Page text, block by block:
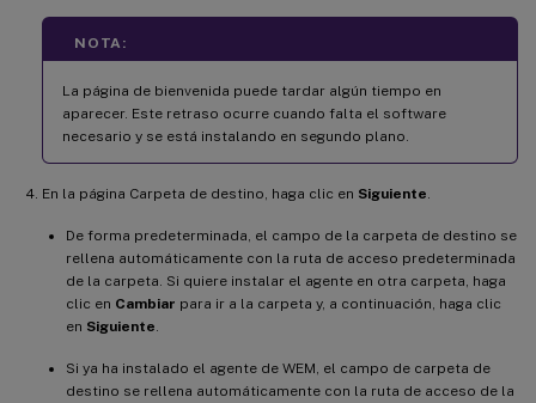
NOTA:
La página de bienvenida puede tardar algún tiempo en
aparecer. Este retraso ocurre cuando falta el software
necesario y se está instalando en segundo plano.
En la página Carpeta de destino, haga clic en Siguiente
De forma predeterminada, el campo de la carpeta de destino se
rellena automáticamente con la ruta de acceso predeterminada
de la carpeta. Si quiere instalar el agente en otra carpeta, haga
clic en Cambiar para ir a la carpeta y, a continuación, haga clic
en Siguiente
Si ya ha instalado el agente de WEM, el campo de carpeta de
destino se rellena automáticamente con la ruta de acceso de la